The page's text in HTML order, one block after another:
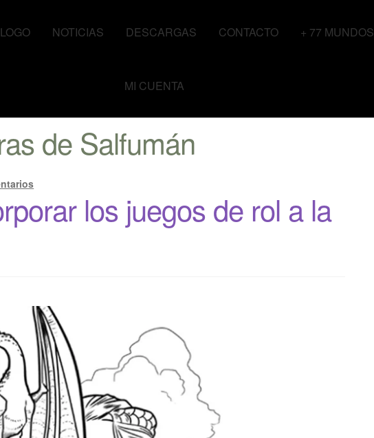
NOTICIAS DESCARGAS CONTACTO + 77 MUNDOS
MI CUENTA
de Salfumán
los juegos de rol a la